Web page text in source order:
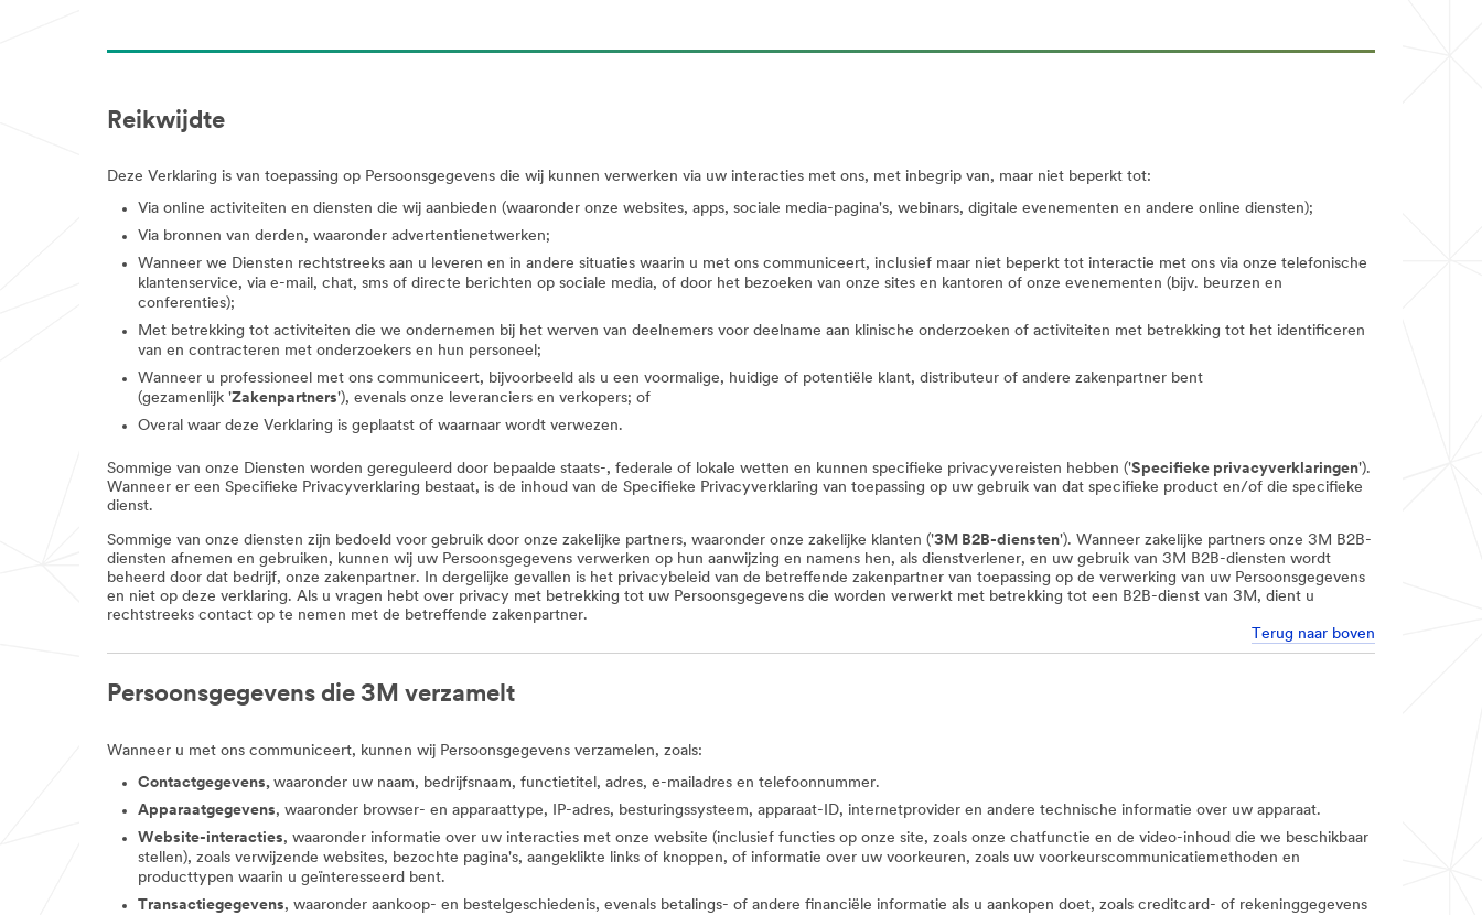
Reikwijdte
Deze Verklaring is van toepassing op Persoonsgegevens die wij kunnen verwerken via uw interacties met ons, met inbegrip van, maar niet beperkt tot:
Via online activiteiten en diensten die wij aanbieden (waaronder onze websites, apps, sociale media-pagina's, webinars, digitale evenementen en andere online diensten);
Via bronnen van derden, waaronder advertentienetwerken;
Wanneer we Diensten rechtstreeks aan u leveren en in andere situaties waarin u met ons communiceert, inclusief maar niet beperkt tot interactie met ons via onze telefonische
klantenservice, via e-mail, chat, sms of directe berichten op sociale media, of door het bezoeken van onze sites en kantoren of onze evenementen (bijv. beurzen en
conferenties);
Met betrekking tot activiteiten die we ondernemen bij het werven van deelnemers voor deelname aan klinische onderzoeken of activiteiten met betrekking tot het identificeren
van en contracteren met onderzoekers en hun personeel;
Wanneer u professioneel met ons communiceert, bijvoorbeeld als u een voormalige, huidige of potentiële klant, distributeur of andere zakenpartner bent
(gezamenlijk 'Zakenpartners'), evenals onze leveranciers en verkopers; of
Overal waar deze Verklaring is geplaatst of waarnaar wordt verwezen.
Sommige van onze Diensten worden gereguleerd door bepaalde staats-, federale of lokale wetten en kunnen specifieke privacyvereisten hebben ('Specifieke privacyverklaringen').
Wanneer er een Specifieke Privacyverklaring bestaat, is de inhoud van de Specifieke Privacyverklaring van toepassing op uw gebruik van dat specifieke product en/of die specifieke
dienst.
Sommige van onze diensten zijn bedoeld voor gebruik door onze zakelijke partners, waaronder onze zakelijke klanten ('3M B2B-diensten'). Wanneer zakelijke partners onze 3M B2B-
diensten afnemen en gebruiken, kunnen wij uw Persoonsgegevens verwerken op hun aanwijzing en namens hen, als dienstverlener, en uw gebruik van 3M B2B-diensten wordt
beheerd door dat bedrijf, onze zakenpartner. In dergelijke gevallen is het privacybeleid van de betreffende zakenpartner van toepassing op de verwerking van uw Persoonsgegevens
en niet op deze verklaring. Als u vragen hebt over privacy met betrekking tot uw Persoonsgegevens die worden verwerkt met betrekking tot een B2B-dienst van 3M, dient u
rechtstreeks contact op te nemen met de betreffende zakenpartner.
Terug naar boven
Persoonsgegevens die 3M verzamelt
Wanneer u met ons communiceert, kunnen wij Persoonsgegevens verzamelen, zoals:
Contactgegevens, waaronder uw naam, bedrijfsnaam, functietitel, adres, e-mailadres en telefoonnummer.
Apparaatgegevens, waaronder browser- en apparaattype, IP-adres, besturingssysteem, apparaat-ID, internetprovider en andere technische informatie over uw apparaat.
Website-interacties, waaronder informatie over uw interacties met onze website (inclusief functies op onze site, zoals onze chatfunctie en de video-inhoud die we beschikbaar
stellen), zoals verwijzende websites, bezochte pagina's, aangeklikte links of knoppen, of informatie over uw voorkeuren, zoals uw voorkeurscommunicatiemethoden en
producttypen waarin u geïnteresseerd bent.
Transactiegegevens, waaronder aankoop- en bestelgeschiedenis, evenals betalings- of andere financiële informatie als u aankopen doet, zoals creditcard- of rekeninggegevens